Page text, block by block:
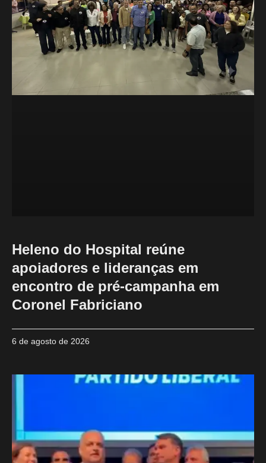
Heleno do Hospital reúne
apoiadores e lideranças em
encontro de pré-campanha em
Coronel Fabriciano
6 de agosto de 2026